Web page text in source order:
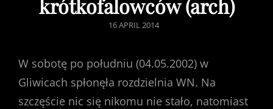
krótkofalowców (arch)
POSTED
16 APRIL 2014
W sobotę po południu (04.05.2002) w
Gliwicach spłonęła rozdzielnia WN. Na
szczęście nic się nikomu nie stało, natomiast